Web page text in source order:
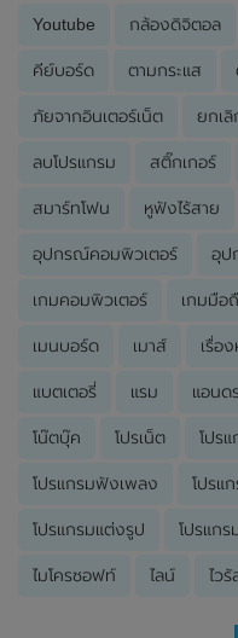
Youtube กล้องดิจิตอล
คีย์บอร์ด ตามกระแส
ภัยจากอินเตอร์เน็ต ยกเลิ
ลบโปรแกรม สติ๊กเกอร์
สมาร์ทโฟน หูฟังไร้สาย
อุปกรณ์คอมพิวเตอร์ อุป
เกมคอมพิวเตอร์ เกมมือ
เมนบอร์ด เมาส์ เรื่อ
แบตเตอรี่ แรม แอนด
โน๊ตบุ๊ค โปรเน็ต โปร
โปรแกรมฟังเพลง โปรแ
โปรแกรมแต่งรูป โปรแกร
ไมโครซอฟท์ ไลน์ ไว